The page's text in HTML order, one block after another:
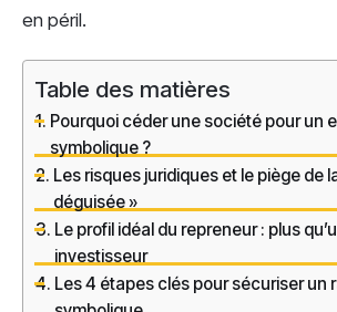
en péril.
Table des matières
Pourquoi céder une société pour un
symbolique ?
Les risques juridiques et le piège de
déguisée »
Le profil idéal du repreneur : plus
investisseur
Les 4 étapes clés pour sécuriser un